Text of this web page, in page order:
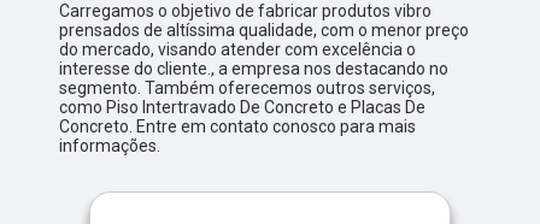
Carregamos o objetivo de fabricar produtos vibro
prensados de altíssima qualidade, com o menor preço
do mercado, visando atender com excelência o
interesse do cliente., a empresa nos destacando no
segmento. Também oferecemos outros serviços,
como Piso Intertravado De Concreto e Placas De
Concreto. Entre em contato conosco para mais
informações.